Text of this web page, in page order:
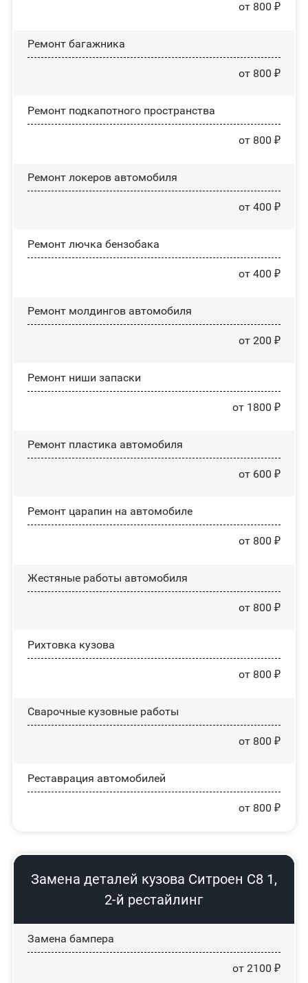
от 800 ₽
Ремонт багажника
от 800 ₽
Ремонт подкапотного пространства
от 800 ₽
Ремонт лoĸepoв автомобиля
от 400 ₽
Ремонт лючка бензобака
от 400 ₽
Ремонт молдингов автомобиля
от 200 ₽
Ремонт ниши запаски
от 1800 ₽
Ремонт пластика автомобиля
от 600 ₽
Ремонт царапин на автомобиле
от 800 ₽
Жестяные работы автомобиля
от 800 ₽
Рихтовка кузова
от 800 ₽
Сварочные кузовные работы
от 800 ₽
Реставрация автомобилей
от 800 ₽
Замена деталей кузова Ситроен С8 1,
2-й рестайлинг
Замена бампера
от 2100 ₽